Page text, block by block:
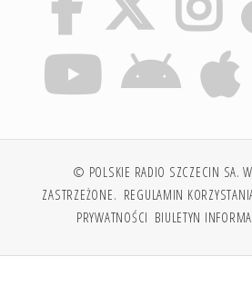
© POLSKIE RADIO SZCZECIN SA.
ZASTRZEŻONE. REGULAMIN
PRYWATNOŚCI BIULETYN